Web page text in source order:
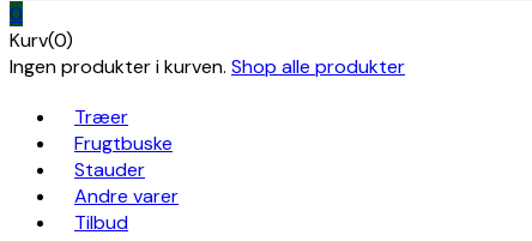
0
Kurv(0)
Ingen produkter i kurven. Shop alle produkter
Træer
Frugtbuske
Stauder
Andre varer
Tilbud